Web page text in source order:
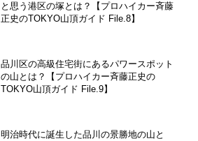
と思う港区の塚とは？【プロハイカー斉藤
正史のTOKYO山頂ガイド File.8】
品川区の高級住宅街にあるパワースポット
の山とは？【プロハイカー斉藤正史の
TOKYO山頂ガイド File.9】
明治時代に誕生した品川の景勝地の山と